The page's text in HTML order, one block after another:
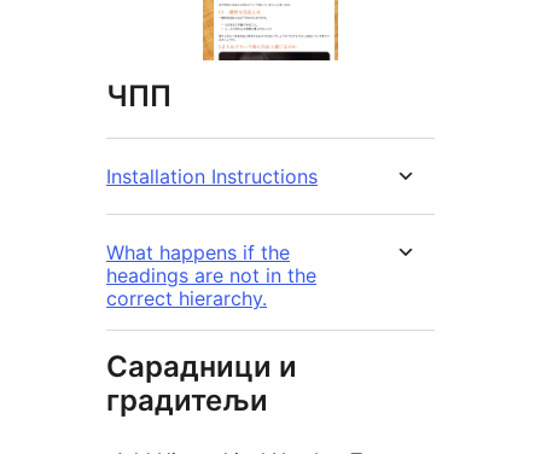
ЧПП
Installation Instructions
What happens if the
headings are not in the
correct hierarchy.
Сарадници и
градитељи